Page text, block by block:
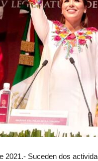
2021.- Suceden dos